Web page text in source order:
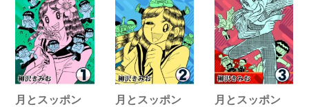
月とスッポン
月とスッポン
月とスッポン